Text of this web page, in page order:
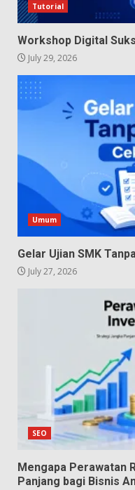
Tutorial
Workshop Digital
July 29, 2026
Umum
Gelar Ujian SMK
July 27, 2026
SEO
Mengapa Perawatan
Panjang bagi Bisnis